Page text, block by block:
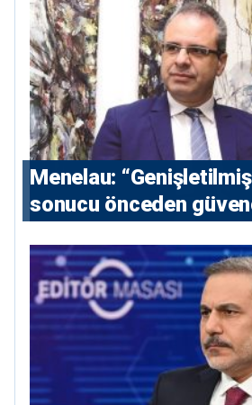
Menelau:
sonucu önceden